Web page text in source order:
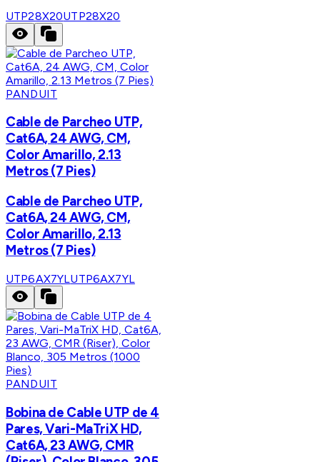
UTP28X20UTP28X20
PANDUIT
Cable de Parcheo UTP,
Cat6A, 24 AWG, CM,
Color Amarillo, 2.13
Metros (7 Pies)
Cable de Parcheo UTP,
Cat6A, 24 AWG, CM,
Color Amarillo, 2.13
Metros (7 Pies)
UTP6AX7YLUTP6AX7YL
PANDUIT
Bobina de Cable UTP de 4
Pares, Vari-MaTriX HD,
Cat6A, 23 AWG, CMR